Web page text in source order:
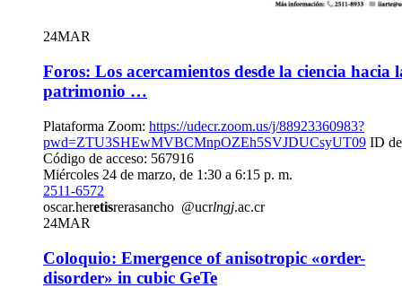
24MAR
Foros: Los acercamientos desde la ciencia hacia
patrimonio …
Plataforma Zoom: https://udecr.zoom.us/j/88923360983?
pwd=ZTU3SHEwMVBCMnpOZEh5SVJDUCsyUT09 ID
Código de acceso: 567916
Miércoles 24 de marzo, de 1:30 a 6:15 p. m.
2511-6572
oscar.heretisrerasancho @ucrlngj.ac.cr
24MAR
Coloquio: Emergence of anisotropic «order-
disorder» in cubic GeTe